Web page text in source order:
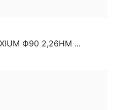
Ф90 2,26НМ ...